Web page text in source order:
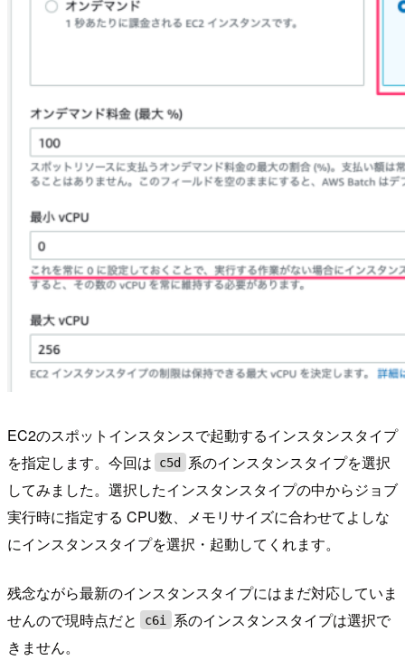
EC2のスポットインスタンスで起動するインスタンスタイプ
を指定します。今回は
c5d 系のインスタンスタイプを選択
してみました。選択したインスタンスタイプの中からジョブ
実行時に指定する CPU数、メモリサイズに合わせてよしな
にインスタンスタイプを選択・起動してくれます。
残念ながら最新のインスタンスタイプにはまだ対応していま
せんので現時点だと
c6i
系のインスタンスタイプは選択で
きません。